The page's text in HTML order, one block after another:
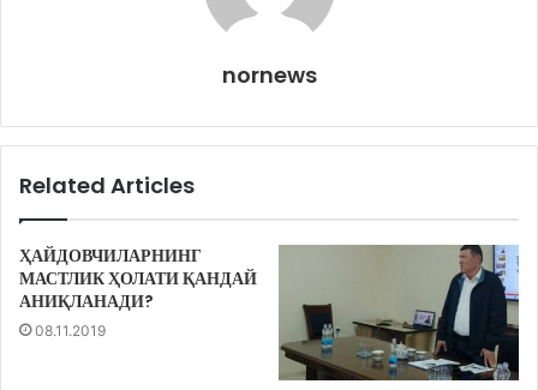
nornews
Related Articles
ҲАЙДОВЧИЛАРНИНГ
МАСТЛИК ҲОЛАТИ ҚАНДАЙ
АНИҚЛАНАДИ?
08.11.2019